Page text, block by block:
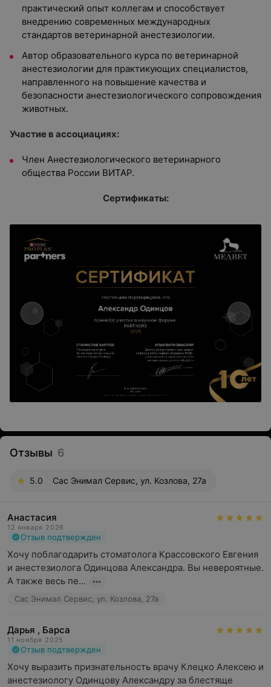
практический опыт коллегам и способствует
внедрению современных международных
стандартов ветеринарной анестезиологии.
Автор образовательного курса по ветеринарной
анестезиологии для практикующих специалистов,
направленного на повышение качества и
безопасности анестезиологического сопровождения
животных.
Участие в ассоциациях:
Член Анестезиологического ветеринарного
общества России ВИТАР.
Сертификаты:
Отзывы 6
5.0 Сас Энимал Сервис, ул. Козлова, 27а
Анастасия
12 января 2026
Отзыв подтвержден
Хочу поблагодарить стоматолога Крассовского Евгения
и анестезиолога Одинцова Александра. Вы невероятные.
А также весь пе...
Сас Энимал Сервис, ул. Козлова, 27а
Дарья , Барса
11 ноября 2025
Отзыв подтвержден
Хочу выразить признательность врачу Клецко Алексею и
анестезиологу Одинцову Александру за блестяще